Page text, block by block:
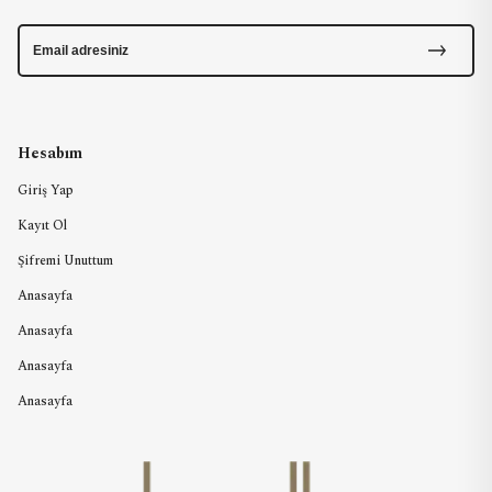
Hesabım
Giriş Yap
Kayıt Ol
Şifremi Unuttum
Anasayfa
Anasayfa
Anasayfa
Anasayfa